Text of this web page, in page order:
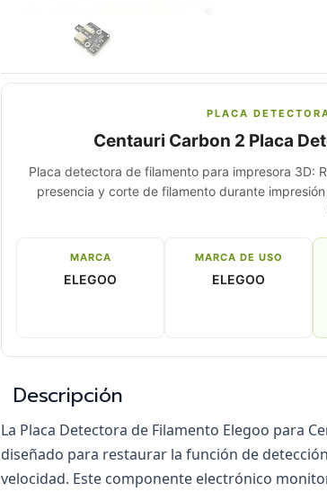
PLACA
Centauri Carbon 2 Placa
Placa detectora de filamento para impresora 3D:
presencia y corte de filamento durante
MARCA
ELEGOO
MARCA DE USO
ELEGOO
Descripción
La Placa Detectora de Filamento Elegoo para
diseñado para restaurar la función de
velocidad. Este componente electrónico